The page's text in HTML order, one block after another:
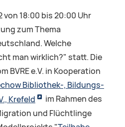
von 18:00 bis 20:00 Uhr
zum Thema
Welche
man wirklich?" statt. Die
BVRE e.V. in Kooperation
Bibliothek-, Bildungs-
Krefeld
im Rahmen des
und Flüchtlinge